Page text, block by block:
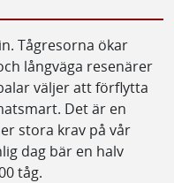
Tågresorna ökar
långväga resenärer
väljer att förflytta
Det är en
stora krav på vår
dag bär en halv
tåg.